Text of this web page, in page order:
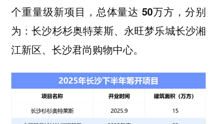
个重量级新项目 ， 总体量达 50万方 ，分别
为：长沙杉杉奥特莱斯、永旺梦乐城长沙湘
江新区、长沙君尚购物中心。